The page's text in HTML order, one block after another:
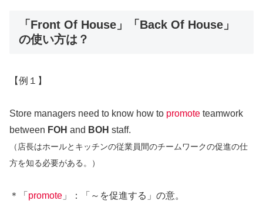
「Front Of House」「Back Of House」
の使い方は？
【例１】
Store managers need to know how to promote teamwork
between FOH and BOH staff.
（店長はホールとキッチンの従業員間のチームワークの促進の仕
方を知る必要がある。）
＊「 promote 」：「～を促進する」の意。